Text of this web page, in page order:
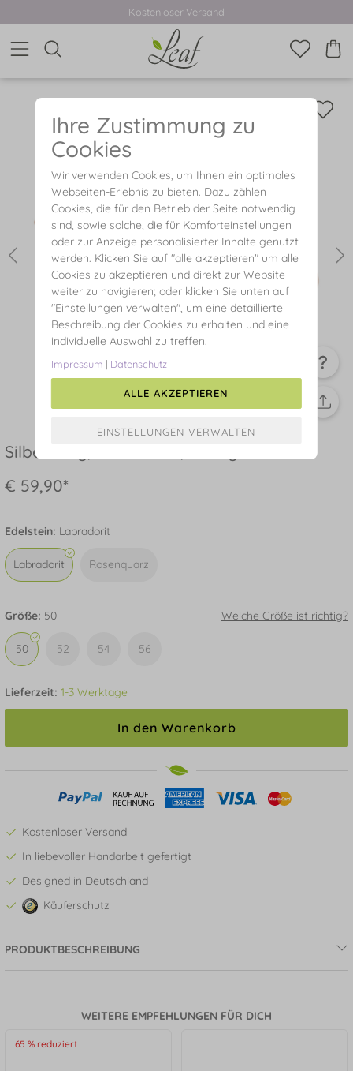
Kostenloser Versand
Silber Ring, Oval Gems, Rosegold
€ 59,90*
Edelstein: Labradorit
Labradorit Rosenquarz
Größe: 50 Welche Größe ist richtig?
50 52 54 56
Lieferzeit: 1-3 Werktage
In den Warenkorb
Kostenloser Versand
In liebevoller Handarbeit gefertigt
Designed in Deutschland
Käuferschutz
PRODUKTBESCHREIBUNG
WEITERE EMPFEHLUNGEN FÜR DICH
65 % reduziert
Ihre Zustimmung zu
Cookies
Wir verwenden Cookies, um Ihnen ein optimales
Webseiten-Erlebnis zu bieten. Dazu zählen
Cookies, die für den Betrieb der Seite notwendig
sind, sowie solche, die für Komforteinstellungen
oder zur Anzeige personalisierter Inhalte genutzt
werden. Klicken Sie auf "alle akzeptieren" um alle
Cookies zu akzeptieren und direkt zur Website
weiter zu navigieren; oder klicken Sie unten auf
"Einstellungen verwalten", um eine detaillierte
Beschreibung der Cookies zu erhalten und eine
individuelle Auswahl zu treffen.
Impressum | Datenschutz
ALLE AKZEPTIEREN